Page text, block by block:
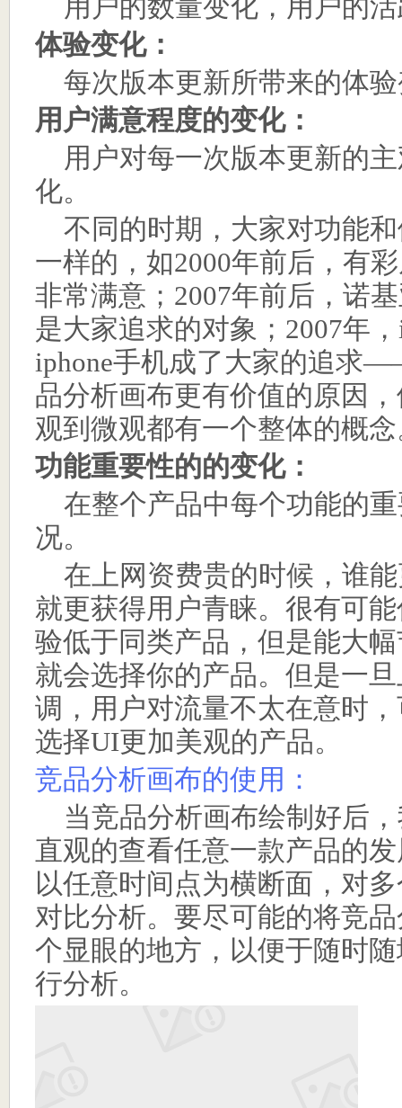
用户的数量变化，用户的
体验变化：
每次版本更新所带来的体
用户满意程度的变化：
用户对每一次版本更新的
化。
不同的时期，大家对功能
一样的，如2000年前后，有
非常满意； 2007年前后，诺
是大家追求的对象； 2007年，
iphone手机成了大家的追求
品分析画布更有价值的原因
观到微观都有一个整体的概
功能重要性的的变化：
在整个产品中每个功能的
况。
在上网资费贵的时候，谁
就更获得用户青睐。很有可
验低于同类产品，但是能大
就会选择你的产品。但是一
调，用户对流量不太在意时
选择UI更加美观的产品。
竞品分析画布的使用：
当竞品分析画布绘制好后
直观的查看任意一款产品的
以任意时间点为横断面，对
对比分析。要尽可能的将竞
个显眼的地方，以便于随时
行分析。